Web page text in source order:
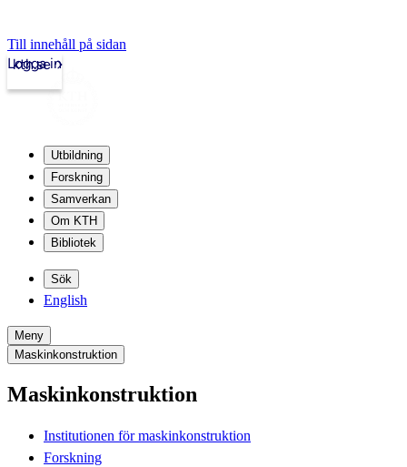
Till innehåll på sidan
kth.se
Logga in
Utbildning
Forskning
Samverkan
Om KTH
Bibliotek
Sök
English
Meny
Maskinkonstruktion
Maskinkonstruktion
Institutionen för maskinkonstruktion
Forskning